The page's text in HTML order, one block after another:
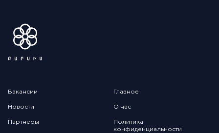
Вакансии Главное
Новости О нас
Партнеры
Политика
конфиденциальности